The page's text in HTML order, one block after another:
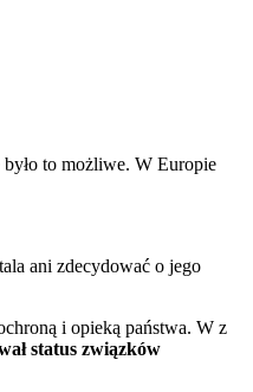
to możliwe. W Europie
ani zdecydować o jego
i opieką państwa. W z
status związków